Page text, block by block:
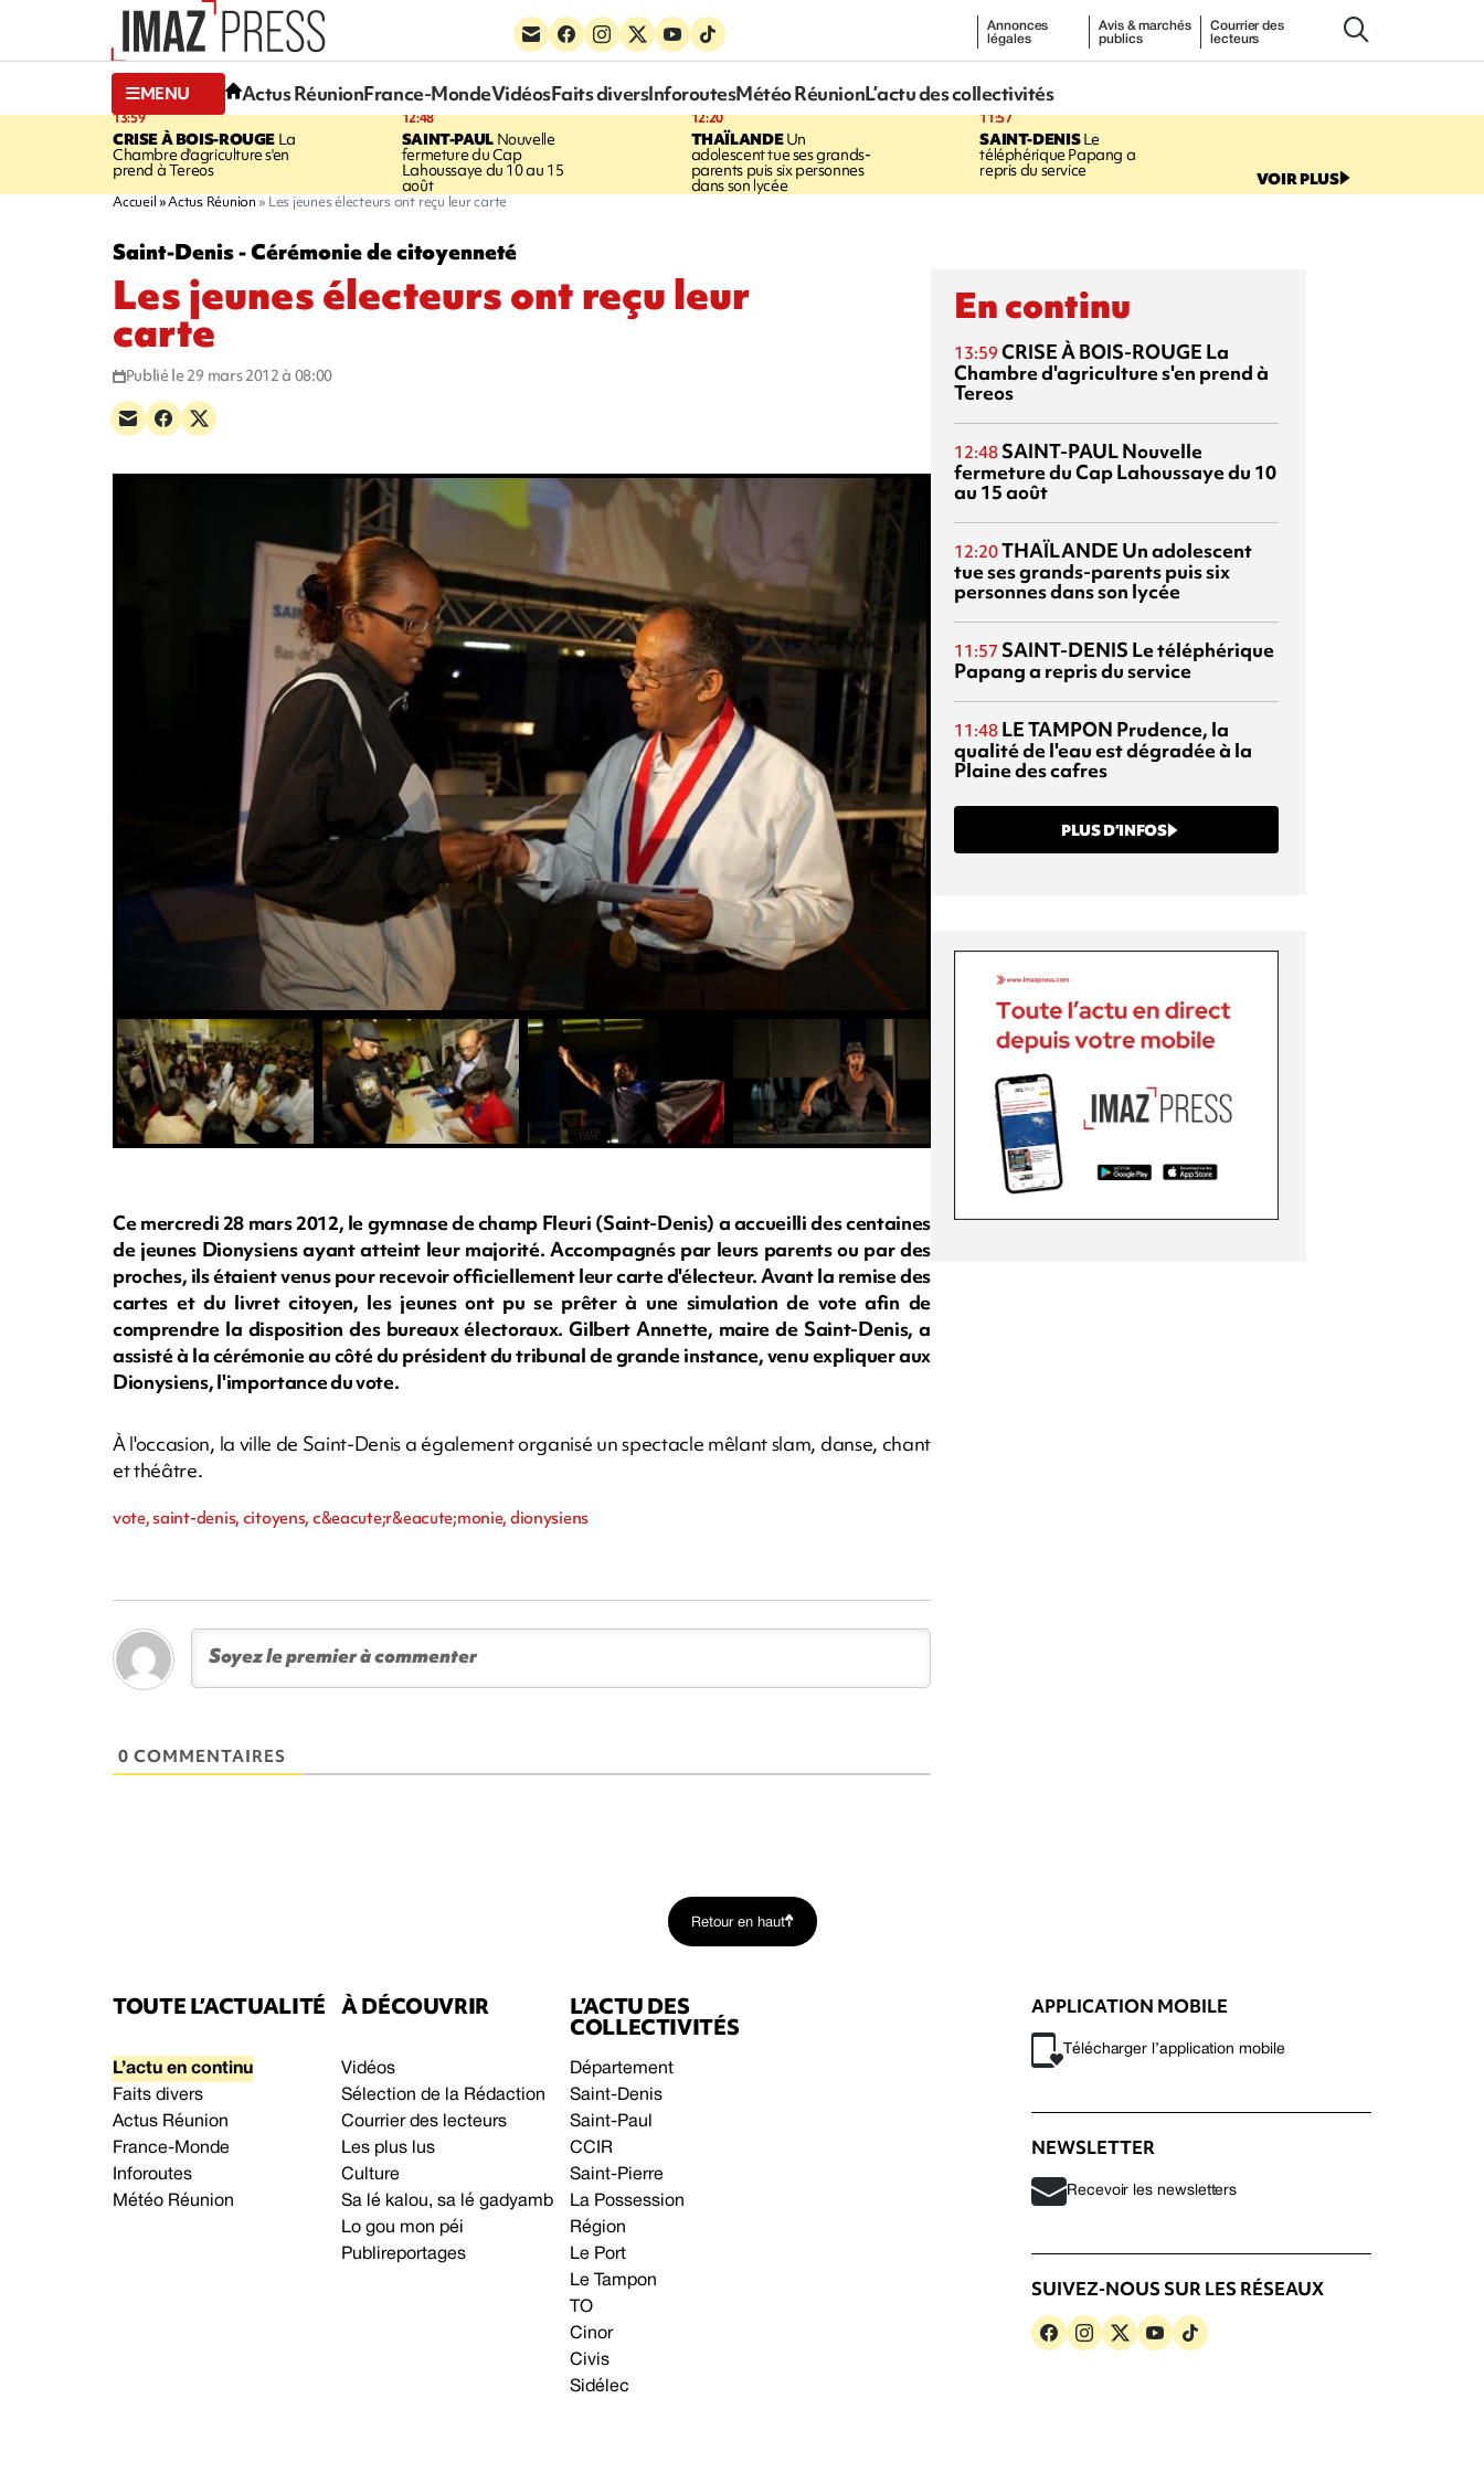
Annonces
légales
Avis & marchés
publics
Courrier des
lecteurs
MENU Actus RéunionFrance-MondeVidéosFaits diversInforoutesMétéo RéunionL’actu des collectivités
13:59
CRISE À BOIS-ROUGELa
Chambre d'agriculture s'en
prend à Tereos
12:48
SAINT-PAULNouvelle
fermeture du Cap
Lahoussaye du 10 au 15
août
12:20
THAÏLANDEUn
adolescent tue ses grands-
parents puis six personnes
dans son lycée
11:57
SAINT-DENISLe
téléphérique Papang a
repris du service VOIR PLUS
Accueil Actus Réunion Les jeunes électeurs ont reçu leur carte
Saint-Denis - Cérémonie de citoyenneté
Les jeunes électeurs ont reçu leur
carte
Publié le 29 mars 2012 à 08:00
Ce mercredi 28 mars 2012, le gymnase de champ Fleuri (Saint-Denis) a accueilli des centaines
de jeunes Dionysiens ayant atteint leur majorité. Accompagnés par leurs parents ou par des
proches, ils étaient venus pour recevoir officiellement leur carte d'électeur. Avant la remise des
cartes et du livret citoyen, les jeunes ont pu se prêter à une simulation de vote afin de
comprendre la disposition des bureaux électoraux. Gilbert Annette, maire de Saint-Denis, a
assisté à la cérémonie au côté du président du tribunal de grande instance, venu expliquer aux
Dionysiens, l'importance du vote.
À l'occasion, la ville de Saint-Denis a également organisé un spectacle mêlant slam, danse, chant
et théâtre.
vote, saint-denis, citoyens, c&eacute;r&eacute;monie, dionysiens
0 COMMENTAIRES
En continu
13:59 CRISE À BOIS-ROUGE La
Chambre d'agriculture s'en prend à
Tereos
12:48 SAINT-PAULNouvelle
fermeture du Cap Lahoussaye du 10
au 15 août
12:20THAÏLANDE Un adolescent
tue ses grands-parents puis six
personnes dans son lycée
11:57 SAINT-DENIS Le téléphérique
Papang a repris du service
11:48 LE TAMPON Prudence, la
qualité de l'eau est dégradée à la
Plaine des cafres
PLUS D’INFOS
Retour en haut
TOUTE L’ACTUALITÉ
L’actu en continu
Faits divers
Actus Réunion
France-Monde
Inforoutes
Météo Réunion
À DÉCOUVRIR
Vidéos
Sélection de la Rédaction
Courrier des lecteurs
Les plus lus
Culture
Sa lé kalou, sa lé gadyamb
Lo gou mon péi
Publireportages
L’ACTU DES
COLLECTIVITÉS
Département
Saint-Denis
Saint-Paul
CCIR
Saint-Pierre
La Possession
Région
Le Port
Le Tampon
TO
Cinor
Civis
Sidélec
APPLICATION MOBILE
Télécharger l’application mobile
NEWSLETTER
Recevoir les newsletters
SUIVEZ-NOUS SUR LES RÉSEAUX